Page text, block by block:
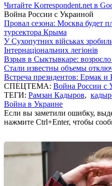
Читайте Korrespondent.net в
Война России с Украиной
Провал сезона: Москва будет
турсектора Крыма
У Сухопутних військах
Інтернаціональних легіонів
Взрыв в Сыктывкаре:
Стали известны объемы
Встреча президентов: Ермак и
СПЕЦТЕМА: Война России с
ТЕГИ: Рамзан Кадыров,
Война в Украине
Если вы заметили ошибку,
нажмите Ctrl+Enter, чтобы